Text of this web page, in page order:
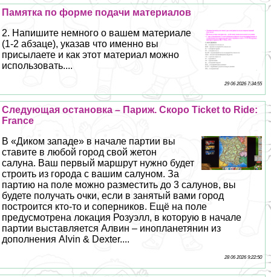
Памятка по форме подачи материалов
2. Напишите немного о вашем материале
(1-2 абзаце), указав что именно вы
присылаете и как этот материал можно
использовать....
29 06 2026 7:34:55
Следующая остановка – Париж. Скоро Ticket to Ride:
France
В «Диком западе» в начале партии вы
ставите в любой город свой жетон
салуна. Ваш первый маршрут нужно будет
строить из города с вашим салуном. За
партию на поле можно разместить до 3 салунов, вы
будете получать очки, если в занятый вами город
построится кто-то и соперников. Ещё на поле
предусмотрена локация Розуэлл, в которую в начале
партии выставляется Алвин – инопланетянин из
дополнения Alvin & Dexter....
28 06 2026 9:22:50